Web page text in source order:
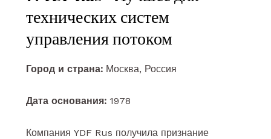
технических систем
управления потоком
Город и страна:Москва, Россия
Дата основания:1978
Компания YDF Rus получила признание